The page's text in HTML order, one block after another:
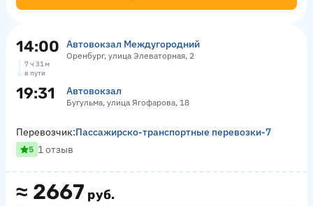
14:00 Автовокзал Междугородний
Оренбург, улица Элеваторная, 2
7 ч 31 м
в пути
19:31 Автовокзал
Бугульма, улица Ягофарова, 18
≈ 2667 руб.
Перевозчик:Пассажирско-транспортные перевозки-7
5 1 отзыв